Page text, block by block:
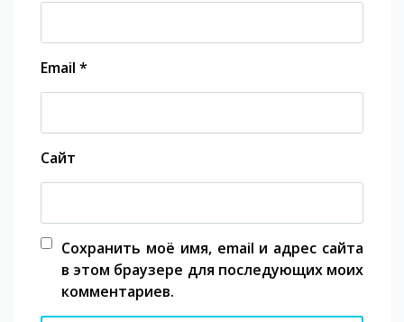
Email *
Сайт
Сохранить моё имя, email и адрес сайта
в этом браузере для последующих моих
комментариев.